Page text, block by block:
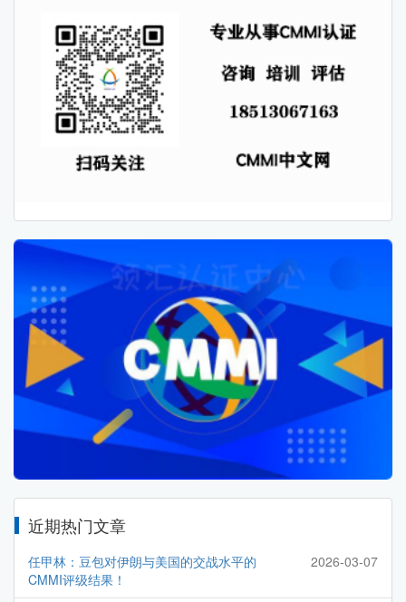
近期热门文章
任甲林：豆包对伊朗与美国的交战水平的
CMMI评级结果！
2026-03-07